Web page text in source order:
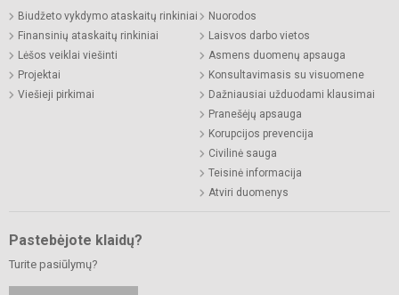
Biudžeto vykdymo ataskaitų rinkiniai
Finansinių ataskaitų rinkiniai
Lėšos veiklai viešinti
Projektai
Viešieji pirkimai
Nuorodos
Laisvos darbo vietos
Asmens duomenų apsauga
Konsultavimasis su visuomene
Dažniausiai užduodami klausimai
Pranešėjų apsauga
Korupcijos prevencija
Civilinė sauga
Teisinė informacija
Atviri duomenys
Pastebėjote klaidų?
Turite pasiūlymų?